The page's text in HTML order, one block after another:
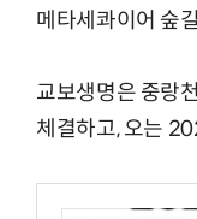
메타세콰이어 숲
교보생명은 중랑
체결하고, 오는